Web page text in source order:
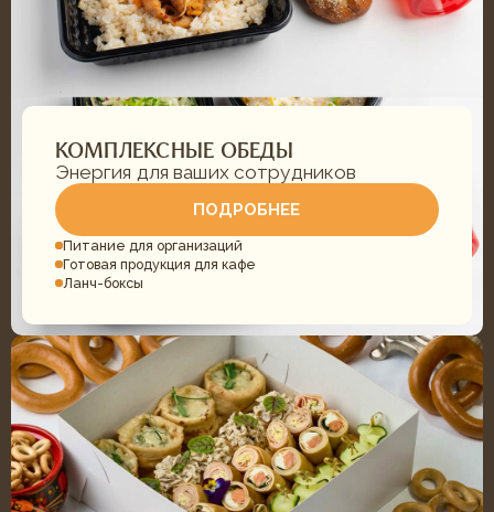
ИП Нарбутик И. И.
КОНТАКТЫ
г. Тюмень,
ул. Ветеранов Труда, 52
+7 (932) 622-79-16
khleb-sol.tmn@yandex.ru
Ежедневно с 9:00-20:00
Корпоративные обеды
Фуршеты
Корпоративы и банкеты
Свадебный кейтеринг
Детские дни рождения
ОГРНИП: 324723200034220
ИНН: 720200388689